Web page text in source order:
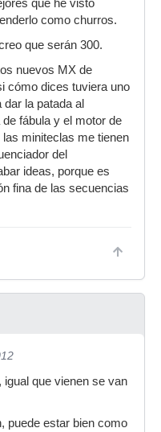
que he visto
como churros.
que serán 300.
nuevos MX de
cómo dices tuviera uno
la patada al
fábula y el motor de
miniteclas me tienen
del
ideas, porque es
fina de las secuencias
que vienen se van
puede estar bien como